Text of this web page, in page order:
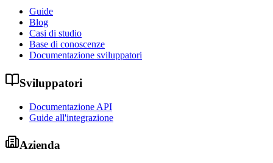
Guide
Blog
Casi di studio
Base di conoscenze
Documentazione sviluppatori
Sviluppatori
Documentazione API
Guide all'integrazione
Azienda